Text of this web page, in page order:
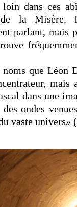
dans ces
de la Misère.
parlant, mais
que Léon
dans une
ondes
vaste univers»